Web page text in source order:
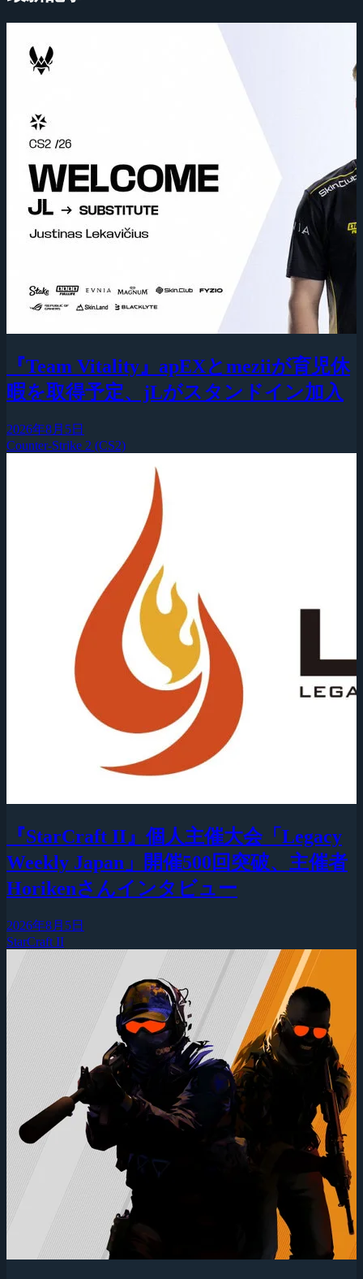
『Team Vitality』apEXとmeziiが育児休
暇を取得予定、jLがスタンドイン加入
2026年8月5日
Counter-Strike 2 (CS2)
『StarCraft II』個人主催大会「Legacy
Weekly Japan」開催500回突破、主催者
Horikenさんインタビュー
2026年8月5日
StarCraft II